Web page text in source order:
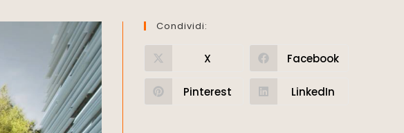
Condividi:
X Facebook
Pinterest LinkedIn